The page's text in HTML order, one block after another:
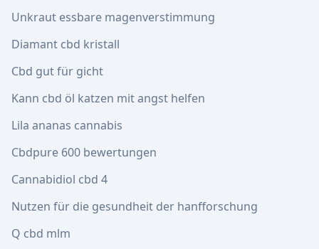
Unkraut essbare magenverstimmung
Diamant cbd kristall
Cbd gut für gicht
Kann cbd öl katzen mit angst helfen
Lila ananas cannabis
Cbdpure 600 bewertungen
Cannabidiol cbd 4
Nutzen für die gesundheit der hanfforschung
Q cbd mlm